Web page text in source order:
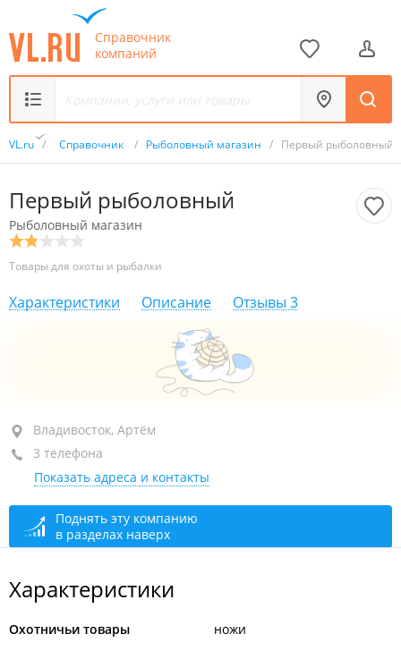
Справочник
компаний
VL.ru / Справочник / Рыболовный магазин / Первый рыболовный
Первый рыболовный
Рыболовный магазин
Товары для охоты и рыбалки
Характеристики Описание Отзывы 3
район "Баляева", ул. Адмирала Юмашева, 7Б
2-й этаж
+7 (423) 293-21-32
закрыто, откроется в 10:00
Владивосток, Артём
3 телефона
Показать адреса и контакты
Поднять эту компанию
в разделах наверх
Характеристики
Охотничьи товары ножи